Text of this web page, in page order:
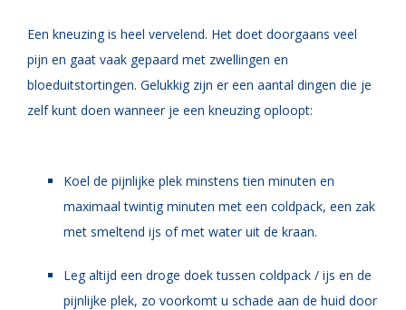
Een kneuzing is heel vervelend. Het doet doorgaans veel
pijn en gaat vaak gepaard met zwellingen en
bloeduitstortingen. Gelukkig zijn er een aantal dingen die je
zelf kunt doen wanneer je een kneuzing oploopt:
Koel de pijnlijke plek minstens tien minuten en
maximaal twintig minuten met een coldpack, een zak
met smeltend ijs of met water uit de kraan.
Leg altijd een droge doek tussen coldpack / ijs en de
pijnlijke plek, zo voorkomt u schade aan de huid door